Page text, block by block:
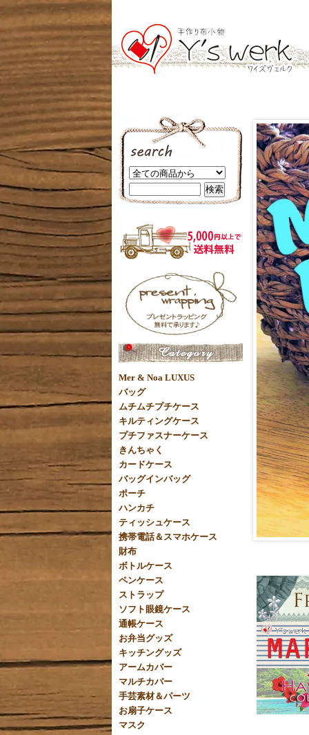
Mer & Noa LUXUS
バッグ
ムチムチプチケース
キルティングケース
プチファスナーケース
きんちゃく
カードケース
バッグインバッグ
ポーチ
ハンカチ
ティッシュケース
携帯電話＆スマホケース
財布
ボトルケース
ペンケース
ストラップ
ソフト眼鏡ケース
通帳ケース
お弁当グッズ
キッチングッズ
アームカバー
マルチカバー
手芸素材＆パーツ
お扇子ケース
マスク